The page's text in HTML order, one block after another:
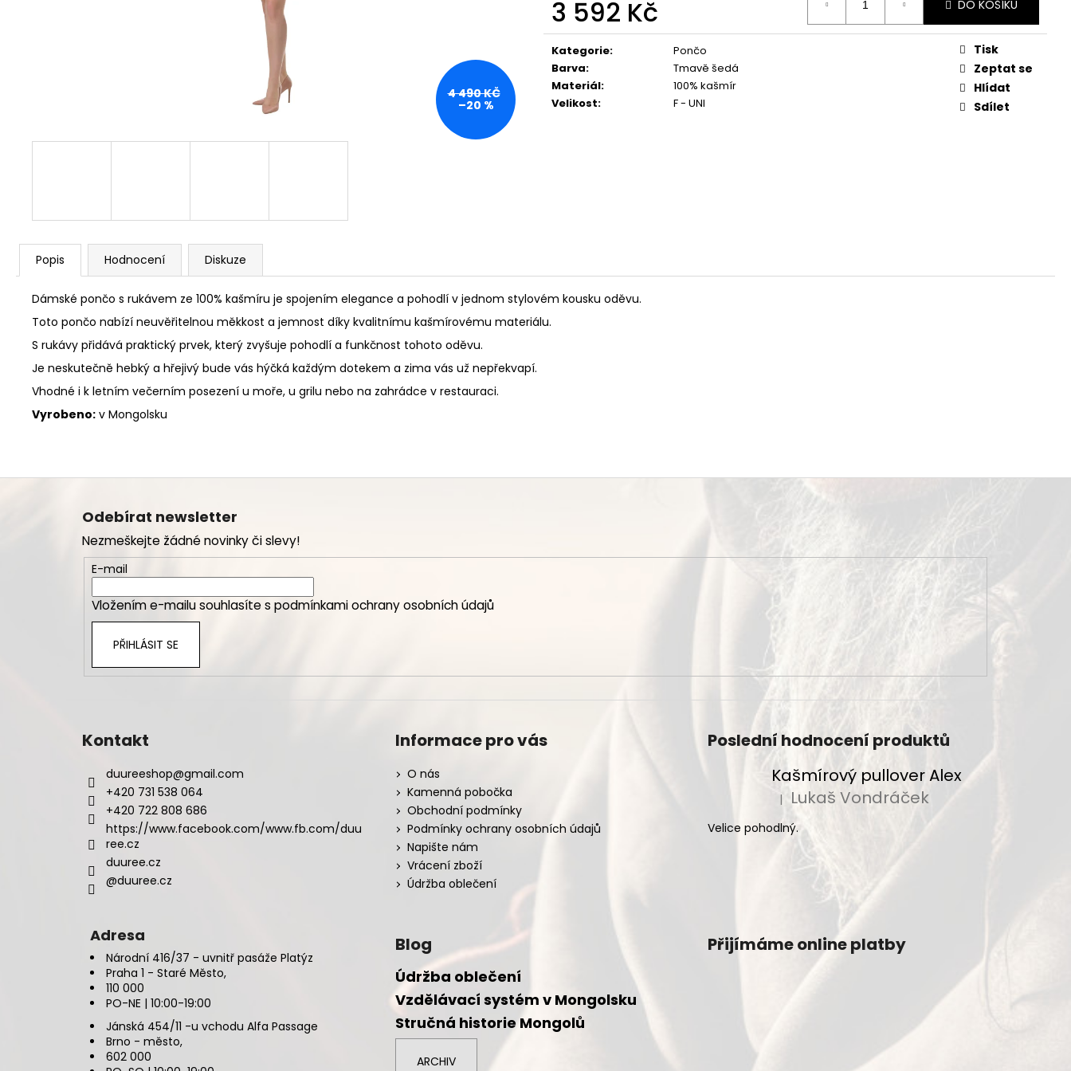
3 592 Kč
Měrná
cena:
DO KOŠÍKU
Kategorie:
Pončo
Barva:
Tmavě šedá
Materiál:
100% kašmír
Velikost: F - UNI
Tisk
Zeptat se
Hlídat
Sdílet
4 490 KČ
–20 %
Popis Hodnocení Diskuze
Dámské pončo s rukávem ze 100% kašmíru je spojením elegance a pohodlí v jednom stylovém kousku oděvu.
Toto pončo nabízí neuvěřitelnou měkkost a jemnost díky kvalitnímu kašmírovému materiálu.
S rukávy přidává praktický prvek, který zvyšuje pohodlí a funkčnost tohoto oděvu.
Je neskutečně hebký a hřejivý bude vás hýčká každým dotekem a zima vás už nepřekvapí.
Vhodné i k letním večerním posezení u moře, u grilu nebo na zahrádce v restauraci.
Vyrobeno: v Mongolsku
Z
Odebírat newsletter
Nezmeškejte žádné novinky či slevy!
E-mail
Vložením e-mailu souhlasíte spodmínkami ochrany osobních údajů
PŘIHLÁSIT SE
Kontakt
duureeshop@gmail.com
+420 731 538 064
+420 722 808 686
https://www.facebook.com/www.fb.com/duu
ree.cz
duuree.cz
@duuree.cz
Informace pro vás
O nás
Kamenná pobočka
Obchodní podmínky
Podmínky ochrany osobních údajů
Napište nám
Vrácení zboží
Údržba oblečení
Poslední hodnocení produktů
Kašmírový pullover Alex
Hodnocení produktu je 5 z 5 hvězdiček.
| Lukaš Vondráček
Velice pohodlný.
Adresa
Národní 416/37 - uvnitř pasáže Platýz
Praha 1 - Staré Město,
110 000
PO-NE | 10:00-19:00
Jánská 454/11 -u vchodu Alfa Passage
Brno - město,
602 000
Blog
Údržba oblečení
Vzdělávací systém v Mongolsku
Stručná historie Mongolů
ARCHIV
Přijímáme online platby